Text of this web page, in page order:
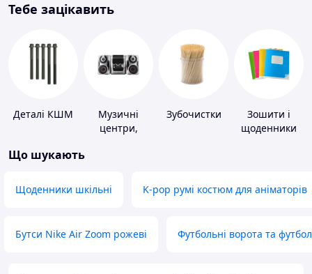
Тебе зацікавить
Деталі КШМ
Музичні
центри,
Зубочистки
Зошити і
щоденники
Що шукають
Щоденники шкільні K-pop румі костюм для аніматорів
Бутси Nike Air Zoom рожеві Футбольні ворота та